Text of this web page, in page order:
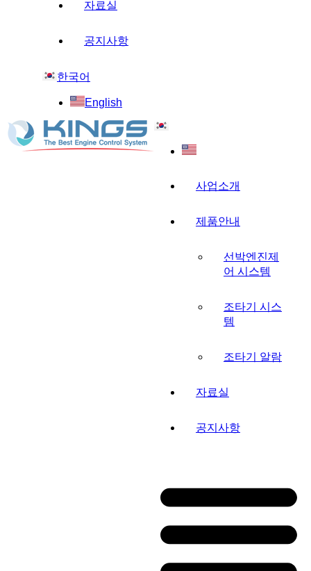
자료실
공지사항
한국어
English
사업소개
제품안내
선박엔진제
어 시스템
조타기 시스
템
조타기 알람
자료실
공지사항